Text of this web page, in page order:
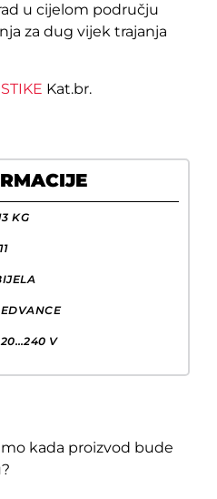
u cijelom području
za dug vijek trajanja
Kat.br.
KG
V
kada proizvod bude